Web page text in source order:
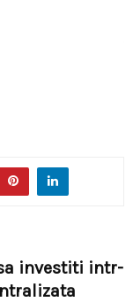
investiti intr-